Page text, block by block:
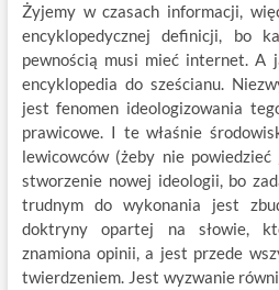
Żyjemy w czasach informacji,
encyklopedycznej definicji, bo
pewnością musi mieć internet.
encyklopedia do sześcianu.
jest fenomen ideologizowania
prawicowe. I te właśnie
lewicowców (żeby nie powiedzieć
stworzenie nowej ideologii, bo
trudnym do wykonania jest
doktryny opartej na słowie,
znamiona opinii, a jest przede
twierdzeniem. Jest wyzwanie